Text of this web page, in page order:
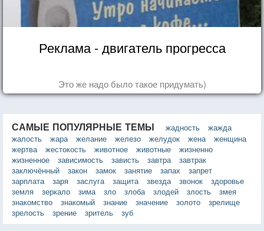
Реклама - двигатель прогресса
Это же надо было такое придумать)
САМЫЕ ПОПУЛЯРНЫЕ ТЕМЫ жадность
жажда
жалость
жара желание железо желудок жена
женщина
жертва
жестокость животное животные
жизненно
жизненное
зависимость зависть завтра
завтрак
заключённый
закон замок занятие запах
запрет
зарплата
заря заслуга защита звезда звонок
здоровье
земля
зеркало зима зло злоба злодей злость
змея
знакомство
знакомый знание значение золото
зрелище
зрелость
зрение зритель зуб